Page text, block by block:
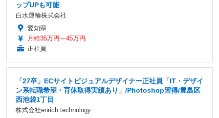
ップUPも可能
白水運輸株式会社
愛知県
月給35万円～45万円
正社員
「27卒」ECサイトビジュアルデザイナー正社員「IT・デザイ
ン系転職希望・育休取得実績あり」/Photoshop習得/豊島区
西池袋1丁目
株式会社enrich technology